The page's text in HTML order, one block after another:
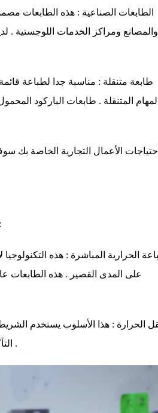
والمصانع ومراكز الخدمات اللوجستية .
احتياجات الأعمال التجارية الخاصة بك
طابعات تسمية الباركود تستخدم أساسا اثنين من تقنيات الطباعة :
على المدى القصير . هذه الطابعات
التآكل ، والتوافق مع المواد الاصطناعية مثل الورق والحيوانات الأليفة .